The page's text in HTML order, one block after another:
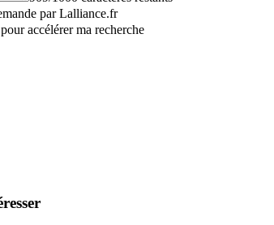
par Lalliance.fr
accélérer ma recherche